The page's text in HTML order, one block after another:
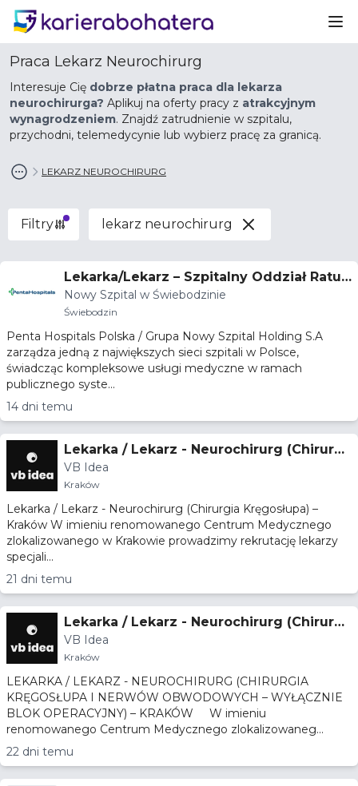
Praca Lekarz Neurochirurg
Interesuje Cię dobrze płatna praca dla lekarza
neurochirurga? Aplikuj na oferty pracy z atrakcyjnym
wynagrodzeniem. Znajdź zatrudnienie w szpitalu,
przychodni, telemedycynie lub wybierz pracę za granicą.
LEKARZ NEUROCHIRURG
Filtry lekarz neurochirurg
Lekarka/Lekarz – Szpitalny Oddział Ratun
kowy (SOR) - również w trakcie rezydent
ury
Nowy Szpital w Świebodzinie
Świebodzin
Penta Hospitals Polska / Grupa Nowy Szpital Holding S.A
zarządza jedną z największych sieci szpitali w Polsce,
świadcząc kompleksowe usługi medyczne w ramach
publicznego syste...
14 dni temu
Lekarka / Lekarz - Neurochirurg (Chirurgi
a Kręgosłupa) – Kraków
VB Idea
Kraków
Lekarka / Lekarz - Neurochirurg (Chirurgia Kręgosłupa) –
Kraków W imieniu renomowanego Centrum Medycznego
zlokalizowanego w Krakowie prowadzimy rekrutację lekarzy
specjali...
21 dni temu
Lekarka / Lekarz - Neurochirurg (Chirurgi
a Kręgosłupa i Nerwów Obwodowych – w
yłącznie blok operacyjny) – Kraków
VB Idea
Kraków
LEKARKA / LEKARZ - NEUROCHIRURG (CHIRURGIA
KRĘGOSŁUPA I NERWÓW OBWODOWYCH – WYŁĄCZNIE
BLOK OPERACYJNY) – KRAKÓW W imieniu
renomowanego Centrum Medycznego zlokalizowaneg...
22 dni temu